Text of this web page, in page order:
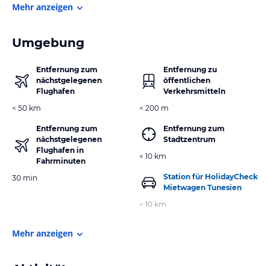
Mehr anzeigen
Umgebung
Entfernung zum
nächstgelegenen
Flughafen
< 50 km
Entfernung zum
nächstgelegenen
Flughafen in
Fahrminuten
30 min
Entfernung zu
öffentlichen
Verkehrsmitteln
< 200 m
Entfernung zum
Stadtzentrum
< 10 km
Station für HolidayCheck
Mietwagen Tunesien
< 10 km
Mehr anzeigen